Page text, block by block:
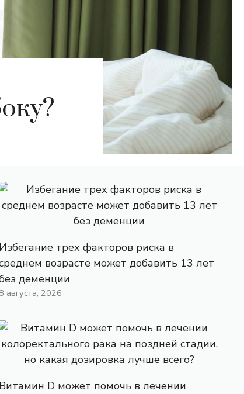
Избегание трех факторов риска в
возрасте может добавить 13 лет
деменции
8 августа, 2026
Витамин D может помочь в лечении